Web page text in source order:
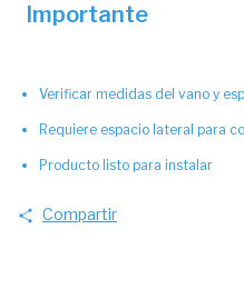
Importante
Verificar medidas del vano y
Requiere espacio lateral para
Producto listo para instalar
Compartir